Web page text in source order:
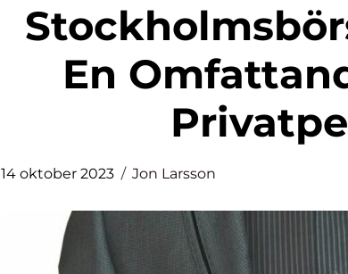
Stockholmsbörsen NASDAQ:
En
14 oktober 2023 Jon Larsson